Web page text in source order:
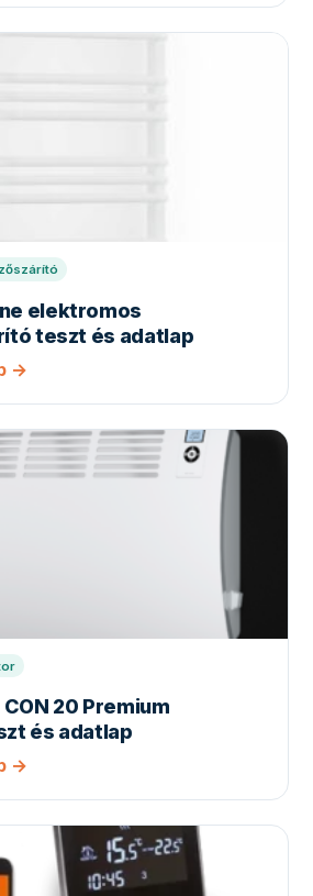
elektromos
teszt és adatlap
→
20 Premium
és adatlap
→